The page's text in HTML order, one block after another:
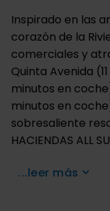
Inspirado en las
corazón de la
comerciales y
Quinta Avenida
minutos en
minutos en
sobresaliente
HACIENDAS ALL
...leer más